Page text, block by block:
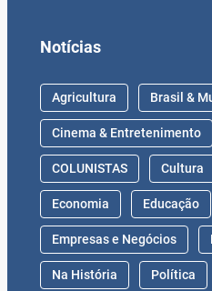
Notícias
Agricultura Brasil &
Cinema & Entretenimento
COLUNISTAS Cultura
Economia Educação
Empresas e Negócios
Na História Política